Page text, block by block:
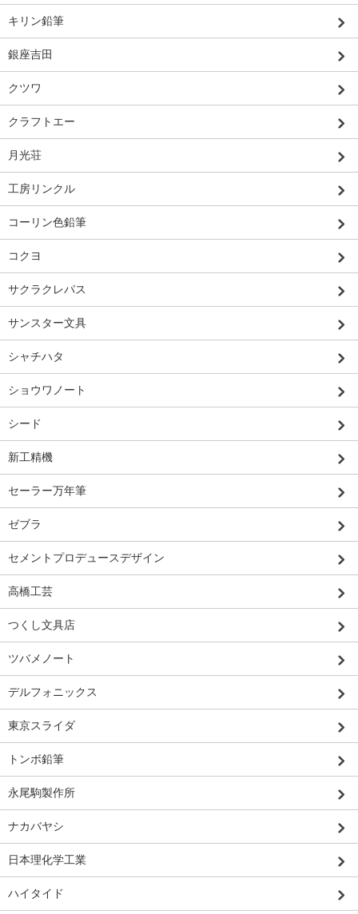
キリン鉛筆
銀座吉田
クツワ
クラフトエー
月光荘
工房リンクル
コーリン色鉛筆
コクヨ
サクラクレパス
サンスター文具
シャチハタ
ショウワノート
シード
新工精機
セーラー万年筆
ゼブラ
セメントプロデュースデザイン
高橋工芸
つくし文具店
ツバメノート
デルフォニックス
東京スライダ
トンボ鉛筆
永尾駒製作所
ナカバヤシ
日本理化学工業
ハイタイド